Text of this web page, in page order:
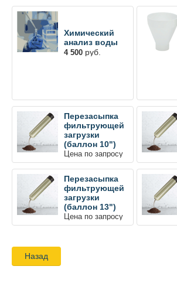
Химический
анализ воды
4 500 руб.
Перезасыпка
фильтрующей
загрузки
(баллон 10")
Цена по запросу
Перезасыпка
фильтрующей
загрузки
(баллон 13")
Цена по запросу
Назад